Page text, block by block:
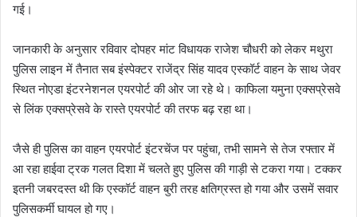
गई।
जानकारी के अनुसार रविवार दोपहर मांट विधायक राजेश चौधरी को लेकर मथुरा
पुलिस लाइन में तैनात सब इंस्पेक्टर राजेंद्र सिंह यादव एस्कॉर्ट वाहन के साथ जेवर
स्थित नोएडा इंटरनेशनल एयरपोर्ट की ओर जा रहे थे। काफिला यमुना एक्सप्रेसवे
से लिंक एक्सप्रेसवे के रास्ते एयरपोर्ट की तरफ बढ़ रहा था।
जैसे ही पुलिस का वाहन एयरपोर्ट इंटरचेंज पर पहुंचा, तभी सामने से तेज रफ्तार में
आ रहा हाईवा ट्रक गलत दिशा में चलते हुए पुलिस की गाड़ी से टकरा गया। टक्कर
इतनी जबरदस्त थी कि एस्कॉर्ट वाहन बुरी तरह क्षतिग्रस्त हो गया और उसमें सवार
पुलिसकर्मी घायल हो गए।